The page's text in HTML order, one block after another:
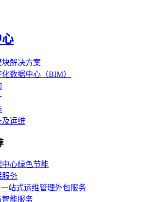
块解决方案
数据中心（BIM）
及运维
中心绿色节能
服务
站式运维管理外包服务
智能服务